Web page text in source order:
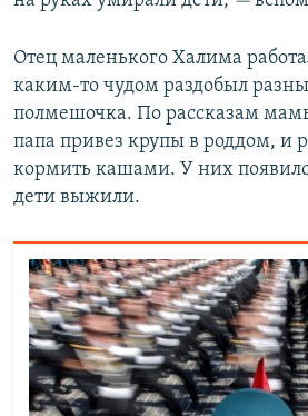
Отец маленького Халима
каким-то чудом раздобыл
полмешочка. По рассказам
папа привез крупы в роддом, и
кормить кашами. У них
дети выжили.